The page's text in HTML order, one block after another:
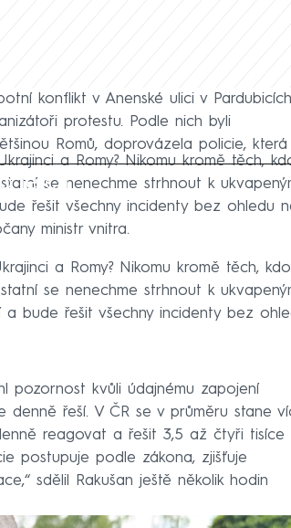
konflikt v Anenské ulici v
protestu. Podle nich byli
Romů, doprovázela policie, která
fetch
a Romy? Nikomu kromě těch,
se nenechme strhnout k
řešit všechny incidenty bez ohledu
ministr vnitra.
a Romy? Nikomu kromě těch, kdo
se nenechme strhnout k
a bude řešit všechny incidenty bez
pozornost kvůli údajnému zapojení
řeší. V ČR se v průměru stane
reagovat a řešit 3,5 až čtyři tisíce
postupuje podle zákona, zjišťuje
sdělil Rakušan ještě několik hodin